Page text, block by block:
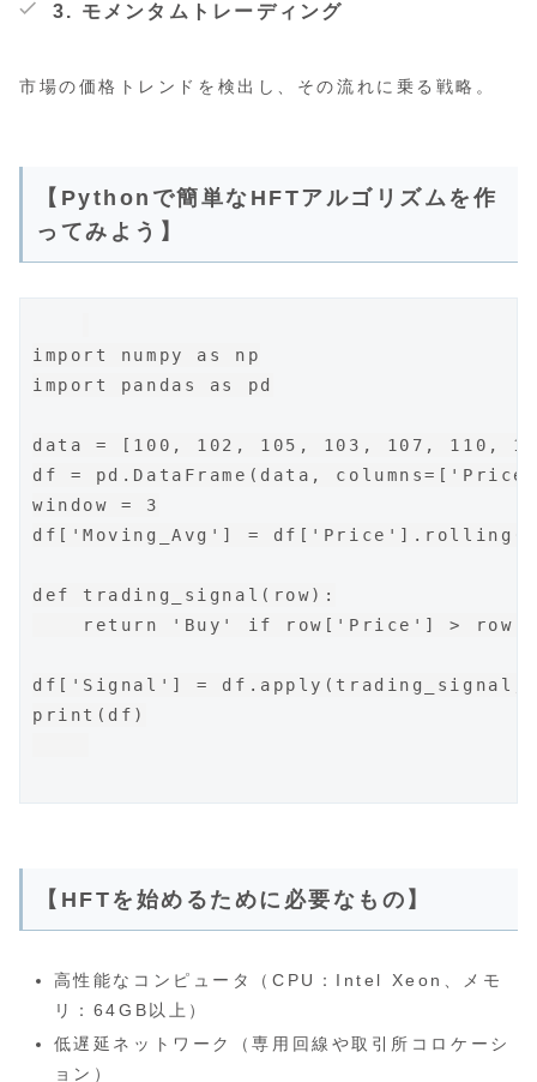
3. モメンタムトレーディング
市場の価格トレンドを検出し、その流れに乗る戦略。
【Pythonで簡単なHFTアルゴリズムを作
ってみよう】
import numpy as np
import pandas as pd
data = [100, 102, 105, 103, 107, 110,
df = pd.DataFrame(data,
window = 3
df['Moving_Avg'] =
def trading_signal(row):
return 'Buy' if row['Price'] >
df['Signal'] = df.apply(trading_signal,
print(df)
【HFTを始めるために必要なもの】
高性能なコンピュータ（CPU：Intel Xeon、メモ
リ：64GB以上）
低遅延ネットワーク（専用回線や取引所コロケーシ
ョン）